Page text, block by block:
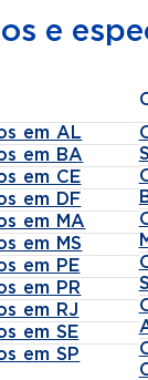
e
em AL
em BA
em CE
em DF
em MA
em MS
em PE
em PR
em RJ
em SE
em SP